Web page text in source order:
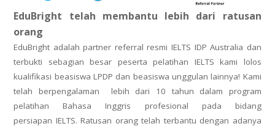
Academic and Counseling Service
EduBright telah membantu lebih dari ratusan
orang
EduBright adalah partner referral resmi IELTS IDP Australia dan
terbukti sebagian besar peserta pelatihan IELTS kami lolos
kualifikasi beasiswa LPDP dan beasiswa unggulan lainnya! Kami
telah berpengalaman lebih dari 10 tahun dalam program
pelatihan Bahasa Inggris profesional pada bidang
persiapan IELTS. Ratusan orang telah terbantu dengan adanya